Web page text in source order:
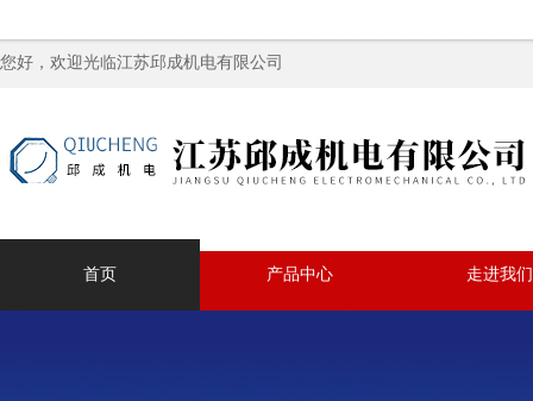
您好，欢迎光临江苏邱成机电有限公司
首页 产品中心 走进我们